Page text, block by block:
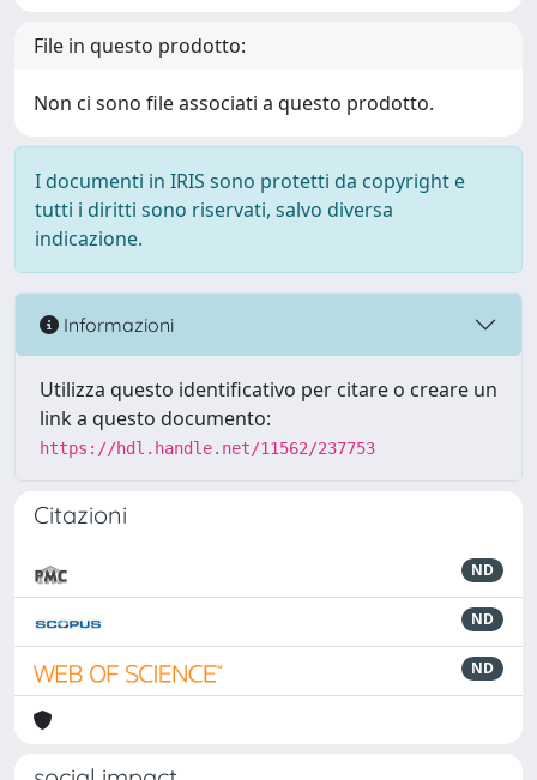
File in questo prodotto:
Non ci sono file associati a questo prodotto.
I documenti in IRIS sono protetti da copyright e
tutti i diritti sono riservati, salvo diversa
indicazione.
Informazioni
Utilizza questo identificativo per citare o creare un
link a questo documento:
https://hdl.handle.net/11562/237753
Citazioni
ND
ND
ND